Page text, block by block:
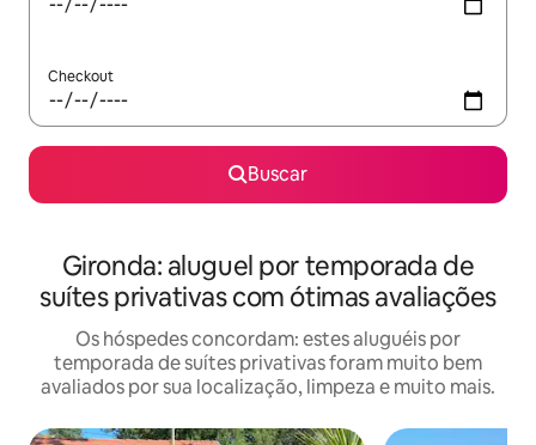
Checkout
Buscar
Gironda: aluguel por temporada de
suítes privativas com ótimas avaliações
Os hóspedes concordam: estes aluguéis por
temporada de suítes privativas foram muito bem
avaliados por sua localização, limpeza e muito mais.